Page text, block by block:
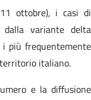
ottobre), i casi di
dalla variante delta
i più frequentemente
italiano.
e la diffusione